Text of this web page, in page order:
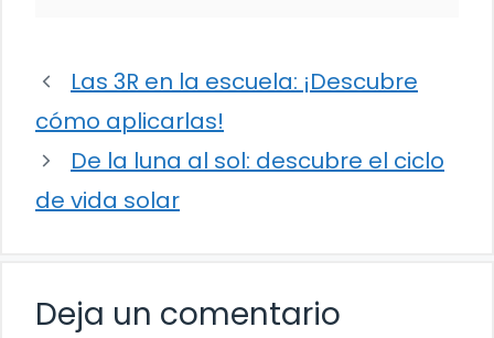
Las 3R en la escuela: ¡Descubre
cómo aplicarlas!
De la luna al sol: descubre el ciclo
de vida solar
Deja un comentario